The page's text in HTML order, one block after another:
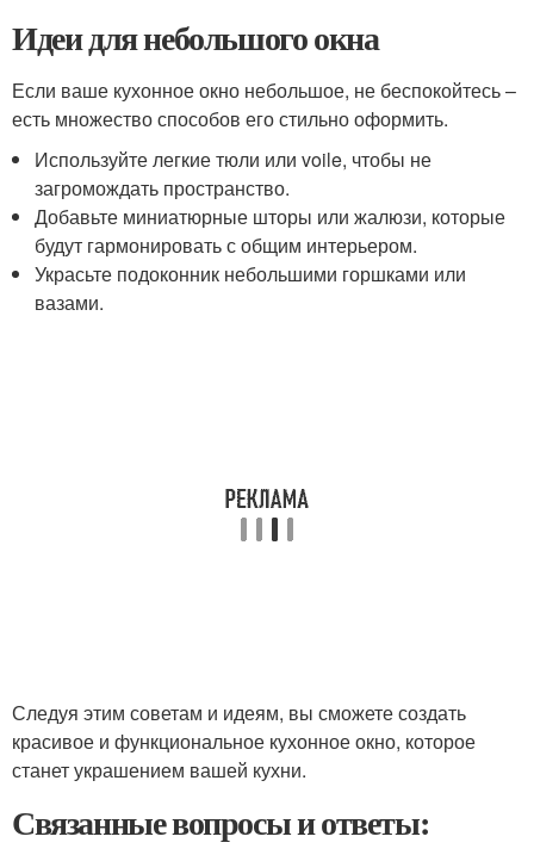
Идеи для небольшого окна
Если ваше кухонное окно небольшое, не беспокойтесь –
есть множество способов его стильно оформить.
Используйте легкие тюли или voile, чтобы не
загромождать пространство.
Добавьте миниатюрные шторы или жалюзи, которые
будут гармонировать с общим интерьером.
Украсьте подоконник небольшими горшками или
вазами.
Следуя этим советам и идеям, вы сможете создать
красивое и функциональное кухонное окно, которое
станет украшением вашей кухни.
Связанные вопросы и ответы: